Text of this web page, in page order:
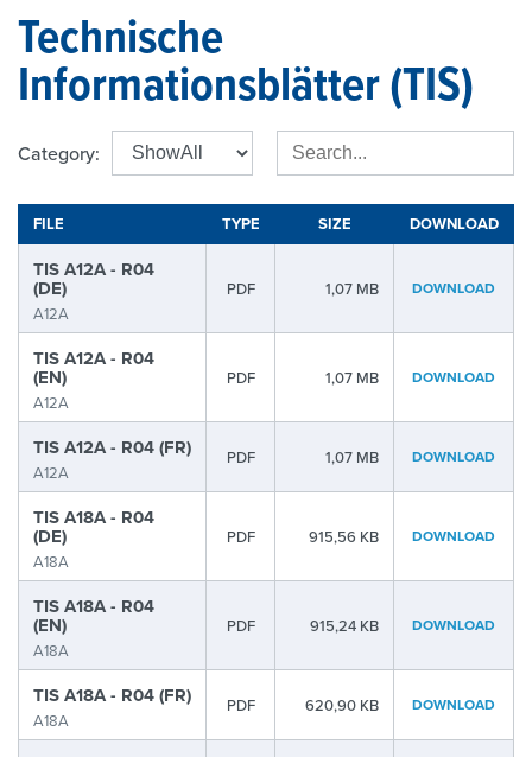
Technische
Informationsblätter (TIS)
Category:
FILE TYPE SIZE DOWNLOAD
TIS A12A - R04
(DE)
A12A
PDF 1,07 MB DOWNLOAD
TIS A12A - R04
(EN)
A12A
PDF 1,07 MB DOWNLOAD
TIS A12A - R04 (FR)
A12A
PDF 1,07 MB DOWNLOAD
TIS A18A - R04
(DE)
A18A
PDF 915,56 KB DOWNLOAD
TIS A18A - R04
(EN)
A18A
PDF 915,24 KB DOWNLOAD
TIS A18A - R04 (FR)
A18A
PDF 620,90 KB DOWNLOAD